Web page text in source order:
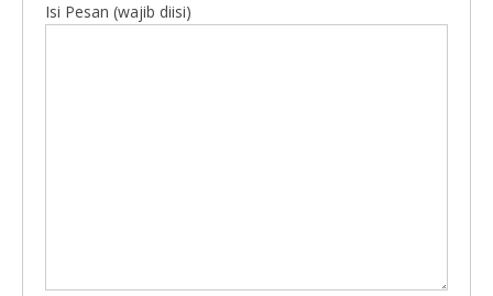
Isi Pesan (wajib diisi)